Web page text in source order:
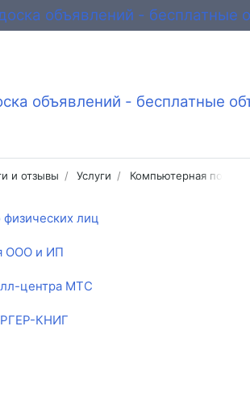
объявлений - бесплатные
и отзывы Услуги Компьютерная